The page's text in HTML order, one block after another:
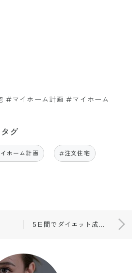
#マイホーム計画 #マイホーム
グ
ホーム計画 #注文住宅
5日間でダイエット成功！Before→After